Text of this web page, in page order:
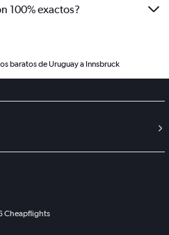
100% exactos?
baratos de Uruguay a Innsbruck
Cheapflights